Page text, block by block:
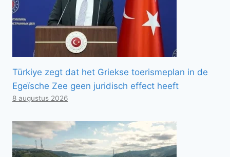
Türkiye zegt dat het Griekse toerismeplan in de
Egeïsche Zee geen juridisch effect heeft
8 augustus 2026